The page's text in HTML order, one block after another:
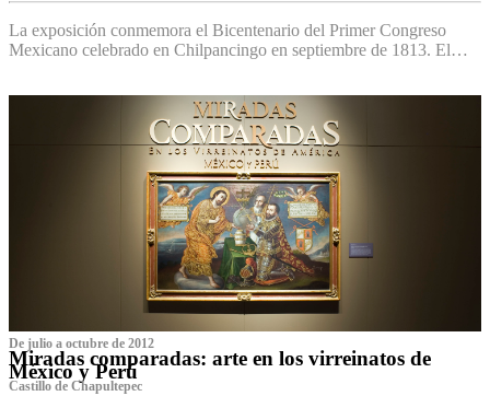
La exposición conmemora el Bicentenario del Primer Congreso
Mexicano celebrado en Chilpancingo en septiembre de 1813. El…
De julio a octubre de 2012
Miradas comparadas: arte en los virreinatos de
México y Perú
Castillo de Chapultepec